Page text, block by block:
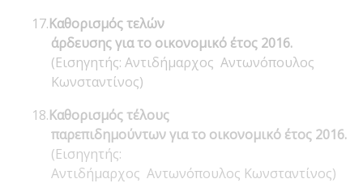
17.Καθορισμός τελών
άρδευσης για το οικονομικό έτος 2016.
(Εισηγητής: Αντιδήμαρχος Αντωνόπουλος
Κωνσταντίνος)
18.Καθορισμός τέλους
παρεπιδημούντων για το οικονομικό έτος 2016.
(Εισηγητής:
Αντιδήμαρχος Αντωνόπουλος Κωνσταντίνος)